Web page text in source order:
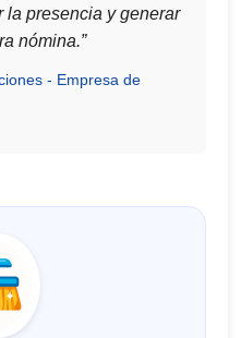
la presencia y generar
nómina.”
- Empresa de